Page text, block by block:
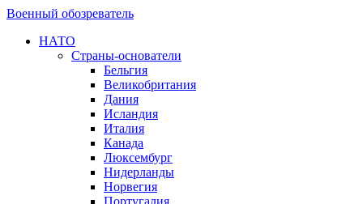
Военный обозреватель
НАТО
Страны-основатели
Бельгия
Великобритания
Дания
Исландия
Италия
Канада
Люксембург
Нидерланды
Норвегия
Португалия